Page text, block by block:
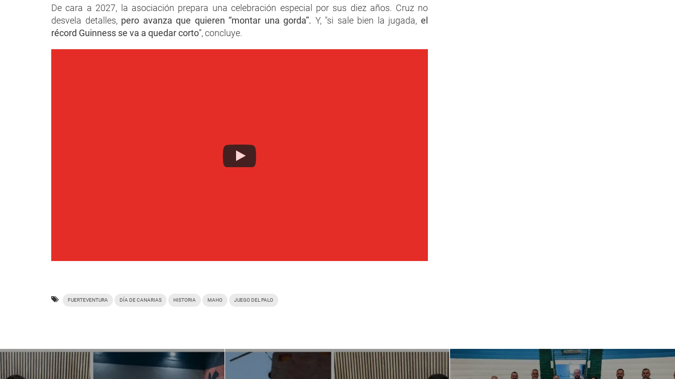
De cara a 2027, la asociación prepara una celebración especial por sus diez años. Cruz no
desvela detalles,pero avanza que quieren “montar una gorda”. Y, "si sale bien la jugada,el
récord Guinness se va a quedar corto”, concluye.
FUERTEVENTURA DÍA DE CANARIAS HISTORIA MAHO JUEGO DEL PALO